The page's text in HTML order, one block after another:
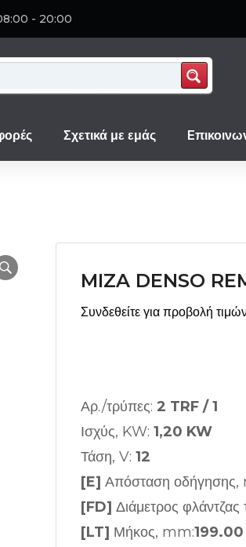
- 20:00
Σχετικά με εμάς
MIZA DENSO
Συνδεθείτε για προβολή
Αρ./τρύπες: 2 TRF / 1
Ισχύς, KW: 1,20 KW
Τάση, V: 12
[E] Απόσταση οδήγησης,
[FD] Διάμετρος
[LT] Μήκος, mm:199.00